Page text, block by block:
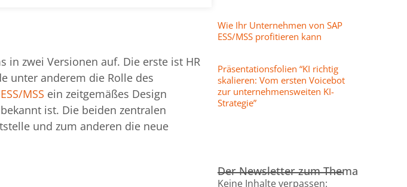
in zwei Versionen auf. Die erste ist HR
unter anderem die Rolle des
ESS/MSS ein zeitgemäßes Design
ist. Die beiden zentralen
und zum anderen die neue
Wie Ihr Unternehmen von SAP
ESS/MSS profitieren kann
Präsentationsfolien “KI richtig
skalieren: Vom ersten Voicebot
zur unternehmensweiten KI-
Strategie”
Der Newsletter zum Thema
Keine Inhalte verpassen: